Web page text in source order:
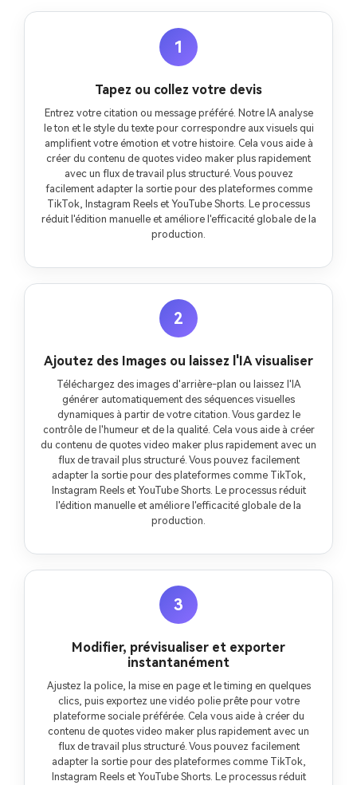
1
Tapez ou collez votre devis
Entrez votre citation ou message préféré. Notre IA analyse
le ton et le style du texte pour correspondre aux visuels qui
amplifient votre émotion et votre histoire. Cela vous aide à
créer du contenu de quotes video maker plus rapidement
avec un flux de travail plus structuré. Vous pouvez
facilement adapter la sortie pour des plateformes comme
TikTok, Instagram Reels et YouTube Shorts. Le processus
réduit l'édition manuelle et améliore l'efficacité globale de la
production.
2
Ajoutez des Images ou laissez l'IA visualiser
Téléchargez des images d'arrière-plan ou laissez l'IA
générer automatiquement des séquences visuelles
dynamiques à partir de votre citation. Vous gardez le
contrôle de l'humeur et de la qualité. Cela vous aide à créer
du contenu de quotes video maker plus rapidement avec un
flux de travail plus structuré. Vous pouvez facilement
adapter la sortie pour des plateformes comme TikTok,
Instagram Reels et YouTube Shorts. Le processus réduit
l'édition manuelle et améliore l'efficacité globale de la
production.
3
Modifier, prévisualiser et exporter
instantanément
Ajustez la police, la mise en page et le timing en quelques
clics, puis exportez une vidéo polie prête pour votre
plateforme sociale préférée. Cela vous aide à créer du
contenu de quotes video maker plus rapidement avec un
flux de travail plus structuré. Vous pouvez facilement
adapter la sortie pour des plateformes comme TikTok,
Instagram Reels et YouTube Shorts. Le processus réduit